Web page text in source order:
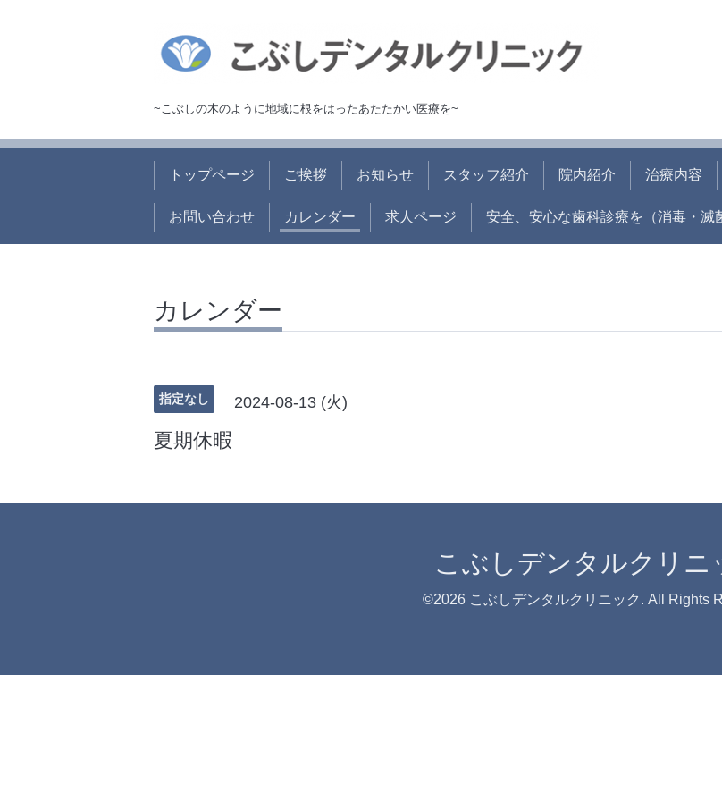
~こぶしの木のように地域に根をはったあたたかい医療を~
トップページ ご挨拶 お知らせ スタッフ紹介 院内紹介 治療内容
お問い合わせ カレンダー 求人ページ 安全、安心な歯科診療を（消毒・滅
カレンダー
指定なし 2024-08-13 (火)
夏期休暇
こぶしデンタルクリニ
©2026 こぶしデンタルクリニック . All Rights